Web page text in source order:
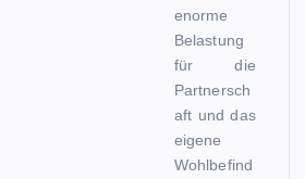
enorme
Belastung
für die
Partnersch
aft und das
eigene
Wohlbefind